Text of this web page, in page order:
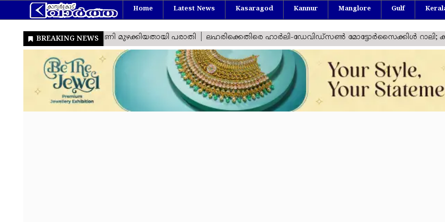
Home Latest News Kasaragod Kannur Manglore Gulf